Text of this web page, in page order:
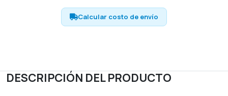
Calcular costo de envío
DESCRIPCIÓN DEL PRODUCTO